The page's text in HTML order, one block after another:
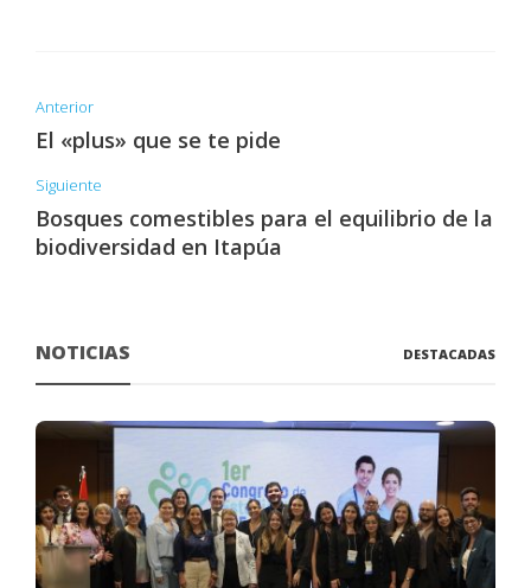
Anterior
El «plus» que se te pide
Siguiente
Bosques comestibles para el equilibrio de la
biodiversidad en Itapúa
NOTICIAS DESTACADAS